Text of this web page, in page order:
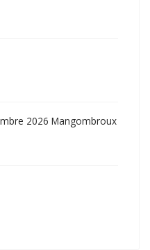
2026 Mangombroux